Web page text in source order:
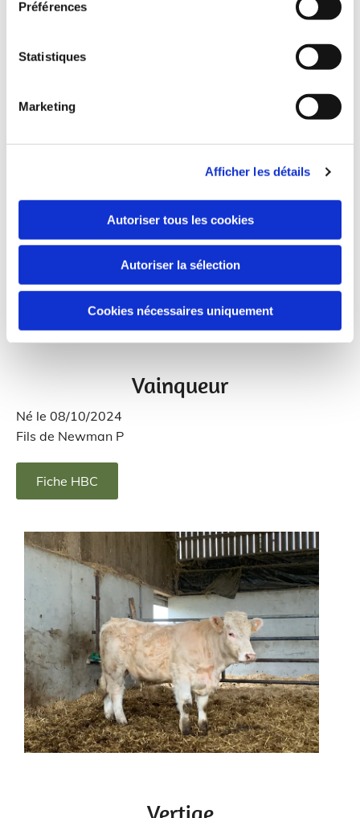
Préférences
Statistiques
Marketing
Afficher les détails
Autoriser tous les cookies
Autoriser la sélection
Cookies nécessaires uniquement
Vainqueur
Né le 08/10/2024
Fils de Newman P
Fiche HBC